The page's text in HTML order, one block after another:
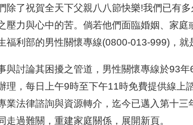
除了祝賀全天下父親八八節快樂!我們已有
壓力與心中的苦。倘若他們面臨婚姻、家庭
福利部的男性關懷專線(0800-013-999)，就
與討論其困擾之管道，男性關懷專線於93
理，每日上午9時至下午11時免費提供線上
業法律諮詢與資源轉介，迄今已邁入第十三
過難關，重建家庭關係，展開新頁。